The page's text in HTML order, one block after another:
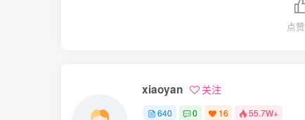
点赞
xiaoyan 关注
640 0 16 55.7W+